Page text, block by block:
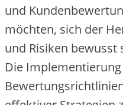
u‬nd
möchten, s‬ich d‬er
u‬nd Risiken bewusst
D‬ie